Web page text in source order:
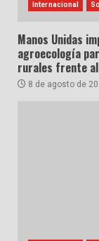
Internacional
Manos Unidas
agroecología
rurales frente
8 de agosto de